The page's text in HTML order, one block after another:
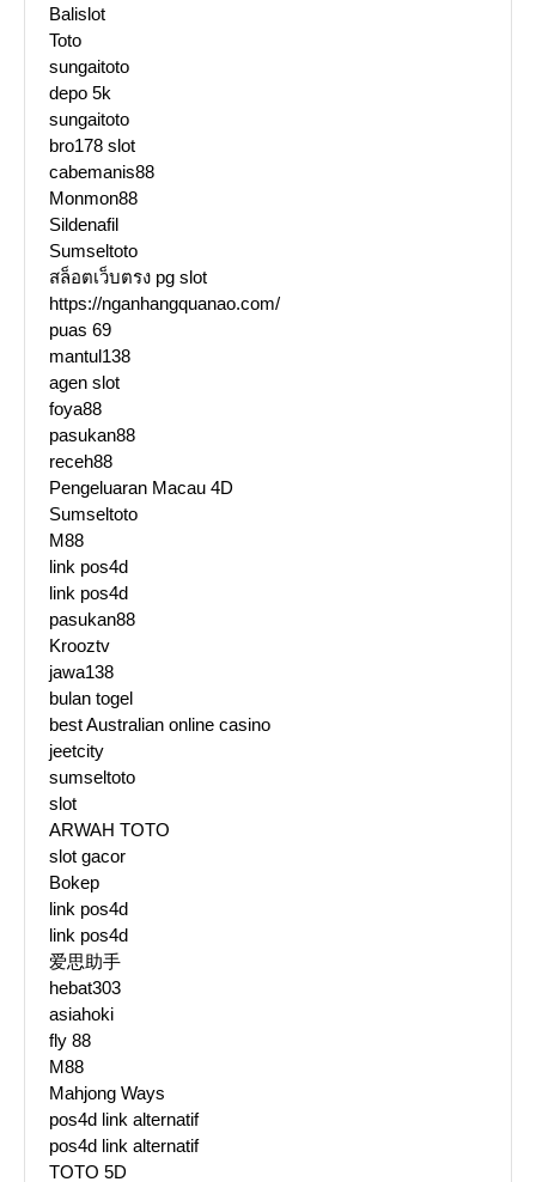
Balislot
Toto
sungaitoto
depo 5k
sungaitoto
bro178 slot
cabemanis88
Monmon88
Sildenafil
Sumseltoto
สล็อตเว็บตรง pg slot
https://nganhangquanao.com/
puas 69
mantul138
agen slot
foya88
pasukan88
receh88
Pengeluaran Macau 4D
Sumseltoto
M88
link pos4d
link pos4d
pasukan88
Krooztv
jawa138
bulan togel
best Australian online casino
jeetcity
sumseltoto
slot
ARWAH TOTO
slot gacor
Bokep
link pos4d
link pos4d
爱思助手
hebat303
asiahoki
fly 88
M88
Mahjong Ways
pos4d link alternatif
pos4d link alternatif
TOTO 5D